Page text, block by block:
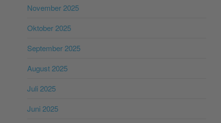
November 2025
Oktober 2025
September 2025
August 2025
Juli 2025
Juni 2025